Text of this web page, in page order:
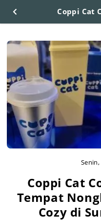
Senin,
Coppi Cat
Tempat
Cozy di